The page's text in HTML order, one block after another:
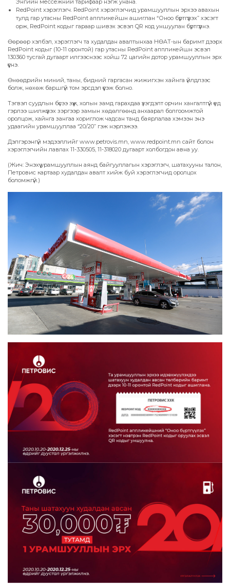
RedPoint хэрэглэгч. RedPoint хэрэглэгчид урамшууллын эрхээ авахын
тулд гар утасны RedPoint аппликейшн ашиглан “Оноо бүртгүүлэх” хэсэгт
орж, RedPoint кодыг гараар шивэх эсвэл QR код уншуулан бүртгүүлнэ.
Өөрөөр хэлбэл, хэрэглэгч та худалдан авалтынхаа НӨАТ-ын баримт дээрх
RedPoint кодыг (10-11 оронтой) гар утасны RedPoint аппликейшн эсвэл
130360 тусгай дугаарт илгээснээс хойш 72 цагийн дотор урамшууллын эрх
үүснэ.
Өнөөдрийн миний, таны, бидний гаргасан жижигхэн хайнга үйлдлээс
болж, нөхөж баршгүй том эрсдэл үүсэж болно.
Тэгвэл суудлын бүсээ зүүж, холын замд гарахдаа үзэгдэлт орчин хангалтгүй үед
гэрлээ шилжүүлэх зэргээр замын хөдөлгөөнд анхаарал болгоомжтой
оролцож, хайнга зангаа хориглож чадсан танд баярлалаа хэмээн энэ
удаагийн урамшууллаа “20/20” гэж нэрлэжээ.
Дэлгэрэнгүй мэдээллийг www.petrovis.mn, www.redpoint.mn сайт болон
хэрэглэгчийн лавлах 11-330505, 11-318020 дугаарт холбогдон авна уу.
(Жич: Энэхүү урамшууллын аянд байгууллагын хэрэглэгч, шатахууны талон,
Петровис картаар худалдан авалт хийж буй хэрэглэгчид оролцох
боломжгүй.)